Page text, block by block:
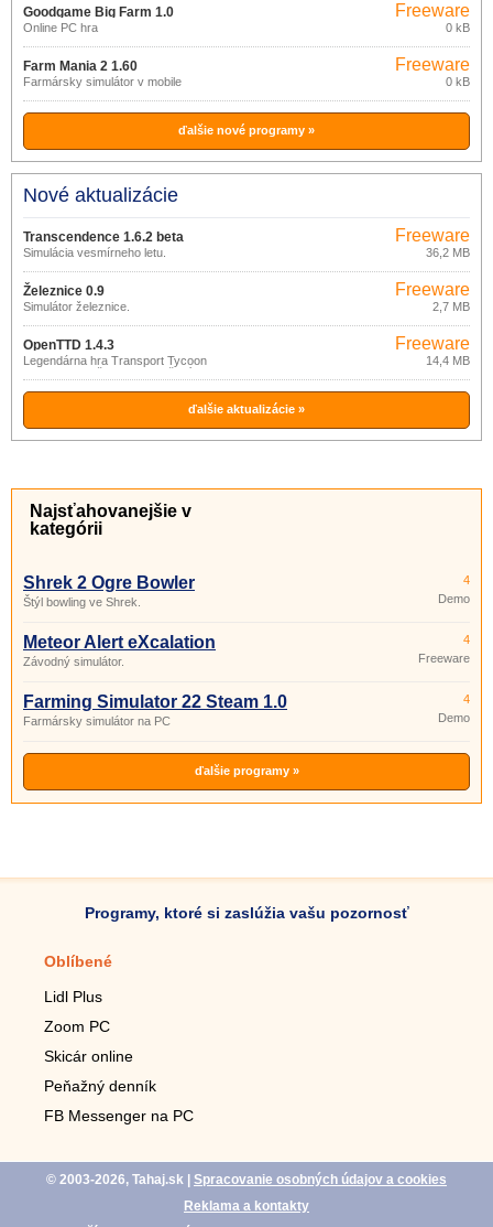
Goodgame Big Farm 1.0
Online PC hra
Freeware
0 kB
Farm Mania 2 1.60
Farmársky simulátor v mobile
Freeware
0 kB
ďalšie nové programy »
Nové aktualizácie
Transcendence 1.6.2 beta
Simulácia vesmírneho letu.
Freeware
36,2 MB
Železnice 0.9
Simulátor železnice.
Freeware
2,7 MB
OpenTTD 1.4.3
Legendárna hra Transport Tycoon
Deluxe s množstvom vylepšení.
Freeware
14,4 MB
ďalšie aktualizácie »
Najsťahovanejšie v
kategórii
Shrek 2 Ogre Bowler
Štýl bowling ve Shrek.
4
Demo
Meteor Alert eXcalation
Závodný simulátor.
4
Freeware
Farming Simulator 22 Steam 1.0
Farmársky simulátor na PC
4
Demo
ďalšie programy »
Programy, ktoré si zaslúžia vašu pozornosť
Oblíbené
Lidl Plus
Zoom PC
Skicár online
Peňažný denník
FB Messenger na PC
© 2003-2026, Tahaj.sk
Spracovanie osobných údajov a cookies
Reklama a kontakty